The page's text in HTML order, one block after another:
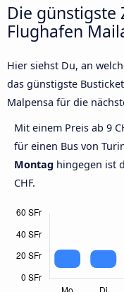
Die günstigste
Flughafen
Hier siehst Du, an
das günstigste
Malpensa für die
Mit einem Preis ab 9
für einen Bus von
Montag hingegen ist
CHF.